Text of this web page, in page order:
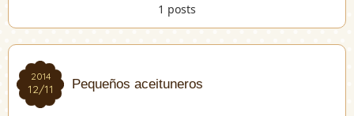
1 posts
2014
12/11
2014
12/11 Pequeños aceituneros